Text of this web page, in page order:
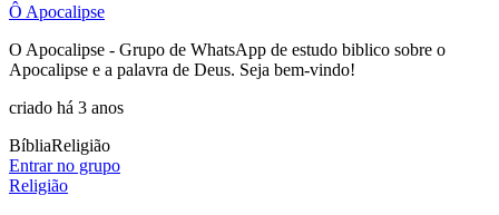
Ô Apocalipse
O Apocalipse - Grupo de WhatsApp de estudo biblico sobre o
Apocalipse e a palavra de Deus. Seja bem-vindo!
criado há 3 anos
BíbliaReligião
Entrar no grupo
Religião